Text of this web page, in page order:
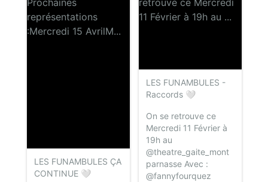
LES FUNAMBULES ÇA
CONTINUE 🤍
LES FUNAMBULES -
Raccords 🤍
On se retrouve ce
Mercredi 11 Février à
19h au
@theatre_gaite_mont
parnasse Avec :
@fannyfourquez